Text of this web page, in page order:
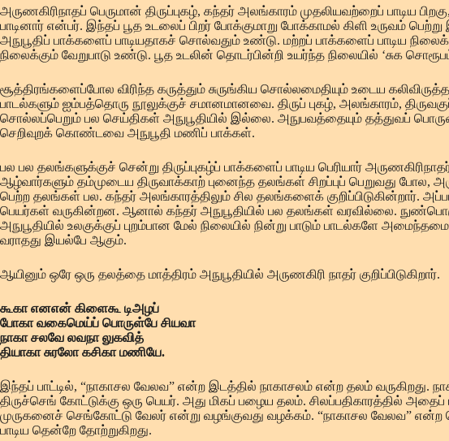
அருணகிரிநாதப் பெருமான் திருப்புகழ், கந்தர் அலங்காரம் முதலியவற்றைப் பாடிய
பாடினார் என்பர். இந்தப் பூத உடலைப் பிறர் போக்குமாறு போக்காமல் கிளி உருவம்
அநுபூதிப் பாக்களைப் பாடியதாகச் சொல்வதும் உண்டு. மற்றப் பாக்களைப் பாடிய
நிலைக்கும் வேறுபாடு உண்டு. பூத உடலின் தொடர்பின்றி உயர்ந்த நிலையில் ‘சுக
சூத்திரங்களைப்போல விரிந்த கருத்தும் சுருங்கிய சொல்லமைதியும் உடைய
பாடல்களும் ஐம்பத்தொரு நூலுக்குச் சமானமானவை. திருப் புகழ், அலங்காரம்,
சொல்லப்பெறும் பல செய்திகள் அநுபூதியில் இல்லை. அநுபவத்தையும் தத்துவப்
செறிவுறக் கொண்டவை அநுபூதி மணிப் பாக்கள்.
பல பல தலங்களுக்குச் சென்று திருப்புகழ்ப் பாக்களைப் பாடிய பெரியார்
ஆழ்வார்களும் தம்முடைய திருவாக்காற் புனைந்த தலங்கள் சிறப்புப் பெறுவது போல,
பெற்ற தலங்கள் பல. கந்தர் அலங்காரத்திலும் சில தலங்களைக் குறிப்பிடுகின்றார்.
பெயர்கள் வருகின்றன. ஆனால் கந்தர் அநுபூதியில் பல தலங்கள் வரவில்லை.
அநுபூதியில் உலகுக்குப் புறம்பான மேல் நிலையில் நின்று பாடும் பாடல்களே
வராதது இயல்பே ஆகும்.
ஆயினும் ஒரே ஒரு தலத்தை மாத்திரம் அநுபூதியில் அருணகிரி நாதர் குறிப்பிடுகிறார்.
கூகா எனஎன் கிளைகூ டிஅழப்
போகா வகைமெய்ப் பொருள்பே சியவா
நாகா சலவே லவநா லுகவித்
தியாகா சுரலோ கசிகா மணியே.
இந்தப் பாட்டில், “நாகாசல வேலவ” என்ற இடத்தில் நாகாசலம் என்ற தலம் வருகிறது.
திருச்செங் கோட்டுக்கு ஒரு பெயர். அது மிகப் பழைய தலம். சிலப்பதிகாரத்தில் அதைப்
முருகனைச் செங்கோட்டு வேலர் என்று வழங்குவது வழக்கம். “நாகாசல வேலவ”
பாடிய தென்றே தோற்றுகிறது.